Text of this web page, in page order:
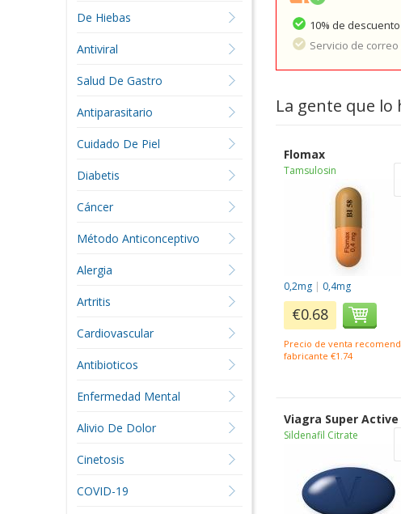
10% de
Servicio de
La gente que
Flomax
Tamsulosin
0,2mg | 0,4mg
€0.68
Precio de venta
fabricante €1.74
Viagra Super Active
Sildenafil Citrate
De Hiebas
Antiviral
Salud De Gastro
Antiparasitario
Cuidado De Piel
Diabetis
Cáncer
Método Anticonceptivo
Alergia
Artritis
Cardiovascular
Antibioticos
Enfermedad Mental
Alivio De Dolor
Cinetosis
COVID-19